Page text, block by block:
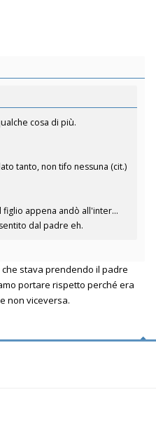
cosa di più.
tanto, non tifo nessuna (cit.)
appena andò all'inter...
dal padre eh.
stava prendendo il padre
portare rispetto perché era
non viceversa.